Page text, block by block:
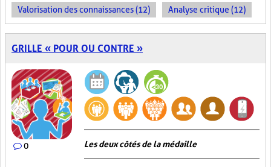
Valorisation des connaissances (12) Analyse critique (12)
GRILLE « POUR OU CONTRE »
0 Les deux côtés de la médaille